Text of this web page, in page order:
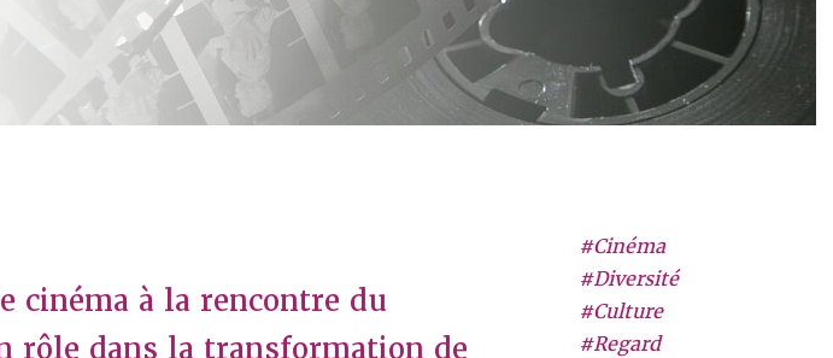
#Cinéma
#Diversité
#Culture
#Regard
cinéma à la rencontre du
rôle dans la transformation de